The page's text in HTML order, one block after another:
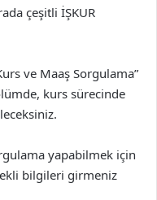
çeşitli İŞKUR
ve Maaş Sorgulama”
kurs sürecinde
yapabilmek için
bilgileri girmeniz